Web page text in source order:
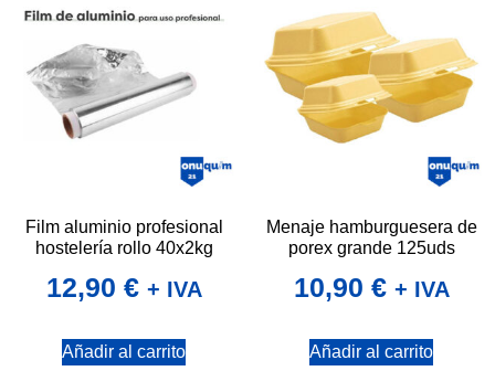
Film aluminio profesional
hostelería rollo 40x2kg
12,90 € + IVA
Añadir al carrito
Menaje hamburguesera de
porex grande 125uds
10,90 € + IVA
Añadir al carrito